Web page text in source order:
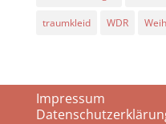
traumkleid WDR
Impressum